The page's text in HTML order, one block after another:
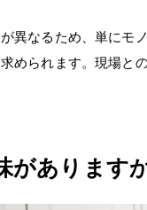
異なるため、単にモ
められます。現場
があります